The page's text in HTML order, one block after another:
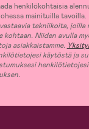
henkilökohtaisia
mainituilla tavoilla.
tekniikoita, joilla
kohtaan. Niiden avulla
asiakkaistamme.
käytöstä ja